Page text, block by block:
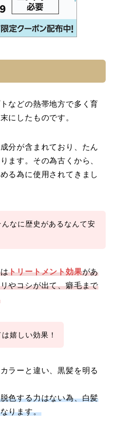
などの熱帯地方で多く育
にしたものです。
分が含まれており、たん
ます。その為古くから、
る為に使用されてきまし
なに歴史があるなんて安
トリートメント効果があ
やコシが出て、癖毛まで
嬉しい効果！
ラーと違い、黒髪を明る
色する力はない為、白髪
ります。